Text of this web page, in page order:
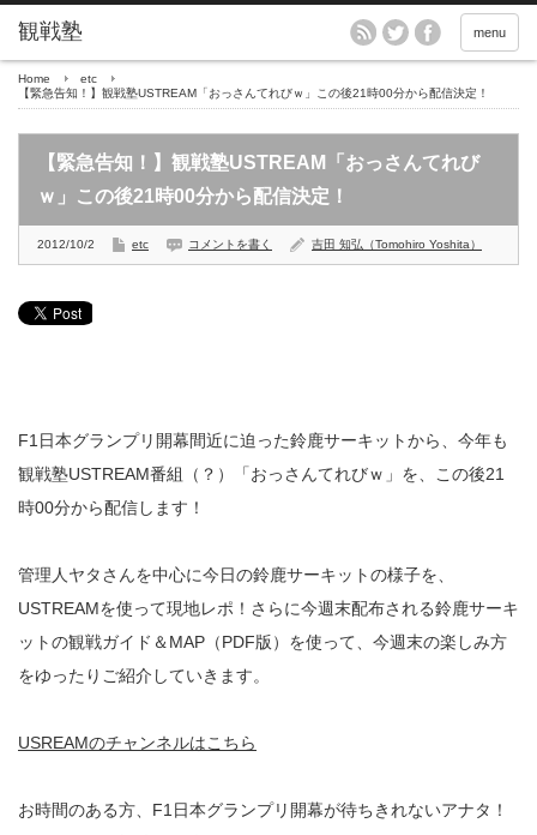
menu
Home
etc
【緊急告知！】観戦塾USTREAM「おっさんてれびｗ」この後21時00分から配信決定！
【緊急告知！】観戦塾USTREAM「おっさんてれび
ｗ」この後21時00分から配信決定！
2012/10/2 etc コメントを書く 吉田 知弘（Tomohiro Yoshita）
F1日本グランプリ開幕間近に迫った鈴鹿サーキットから、今年も
観戦塾USTREAM番組（？）「おっさんてれびｗ」を、この後21
時00分から配信します！
管理人ヤタさんを中心に今日の鈴鹿サーキットの様子を、
USTREAMを使って現地レポ！さらに今週末配布される鈴鹿サーキ
ットの観戦ガイド＆MAP（PDF版）を使って、今週末の楽しみ方
をゆったりご紹介していきます。
USREAMのチャンネルはこちら
お時間のある方、F1日本グランプリ開幕が待ちきれないアナタ！